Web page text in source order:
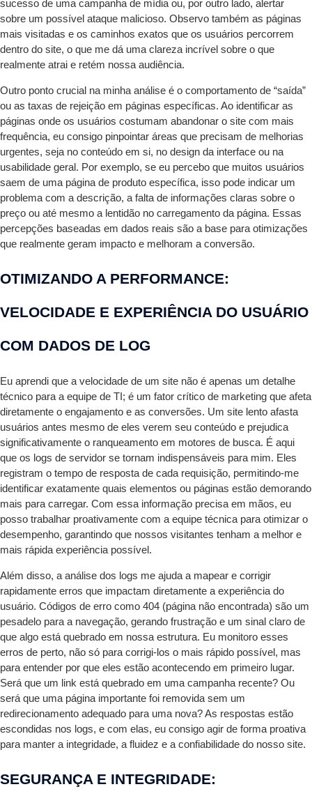
sucesso de uma campanha de mídia ou, por outro lado, alertar
sobre um possível ataque malicioso. Observo também as páginas
mais visitadas e os caminhos exatos que os usuários percorrem
dentro do site, o que me dá uma clareza incrível sobre o que
realmente atrai e retém nossa audiência.
Outro ponto crucial na minha análise é o comportamento de “saída”
ou as taxas de rejeição em páginas específicas. Ao identificar as
páginas onde os usuários costumam abandonar o site com mais
frequência, eu consigo pinpointar áreas que precisam de melhorias
urgentes, seja no conteúdo em si, no design da interface ou na
usabilidade geral. Por exemplo, se eu percebo que muitos usuários
saem de uma página de produto específica, isso pode indicar um
problema com a descrição, a falta de informações claras sobre o
preço ou até mesmo a lentidão no carregamento da página. Essas
percepções baseadas em dados reais são a base para otimizações
que realmente geram impacto e melhoram a conversão.
OTIMIZANDO A PERFORMANCE:
VELOCIDADE E EXPERIÊNCIA DO USUÁRIO
COM DADOS DE LOG
Eu aprendi que a velocidade de um site não é apenas um detalhe
técnico para a equipe de TI; é um fator crítico de marketing que afeta
diretamente o engajamento e as conversões. Um site lento afasta
usuários antes mesmo de eles verem seu conteúdo e prejudica
significativamente o ranqueamento em motores de busca. É aqui
que os logs de servidor se tornam indispensáveis para mim. Eles
registram o tempo de resposta de cada requisição, permitindo-me
identificar exatamente quais elementos ou páginas estão demorando
mais para carregar. Com essa informação precisa em mãos, eu
posso trabalhar proativamente com a equipe técnica para otimizar o
desempenho, garantindo que nossos visitantes tenham a melhor e
mais rápida experiência possível.
Além disso, a análise dos logs me ajuda a mapear e corrigir
rapidamente erros que impactam diretamente a experiência do
usuário. Códigos de erro como 404 (página não encontrada) são um
pesadelo para a navegação, gerando frustração e um sinal claro de
que algo está quebrado em nossa estrutura. Eu monitoro esses
erros de perto, não só para corrigi-los o mais rápido possível, mas
para entender por que eles estão acontecendo em primeiro lugar.
Será que um link está quebrado em uma campanha recente? Ou
será que uma página importante foi removida sem um
redirecionamento adequado para uma nova? As respostas estão
escondidas nos logs, e com elas, eu consigo agir de forma proativa
para manter a integridade, a fluidez e a confiabilidade do nosso site.
SEGURANÇA E INTEGRIDADE: